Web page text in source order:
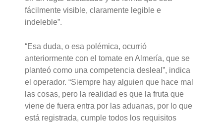
fácilmente visible, claramente legible e
indeleble”.
“Esa duda, o esa polémica, ocurrió
anteriormente con el tomate en Almería, que se
planteó como una competencia desleal”, indica
el operador. “Siempre hay alguien que hace mal
las cosas, pero la realidad es que la fruta que
viene de fuera entra por las aduanas, por lo que
está registrada, cumple todos los requisitos